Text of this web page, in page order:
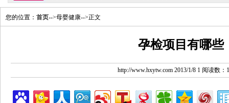
您的位置： 首页-->母婴健康-->正文
孕检项目有哪些
http://www.hxytw.com 2013/1/8 1 阅读数：